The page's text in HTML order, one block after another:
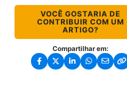
VOCÊ GOSTARIA DE
CONTRIBUIR COM UM
ARTIGO?
Compartilhar em: